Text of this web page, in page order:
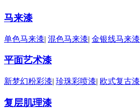
马来漆
单色马来漆| 混色马来漆| 金银线马来漆
平面艺术漆
新梦幻粉彩漆| 珍珠彩喷漆| 欧式复古漆
复层肌理漆